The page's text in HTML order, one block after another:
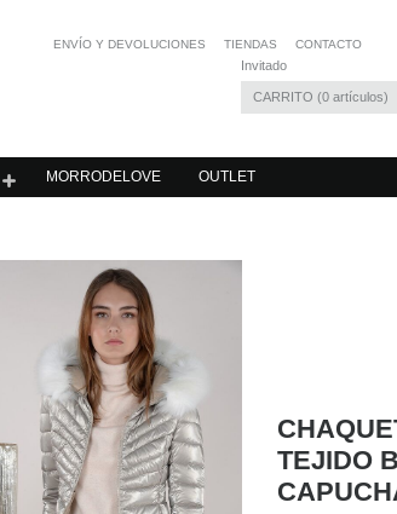
Invitado
CARRITO 0 artículos
ENVÍO Y DEVOLUCIONES TIENDAS CONTACTO
MORRODELOVE OUTLET
TEJIDO